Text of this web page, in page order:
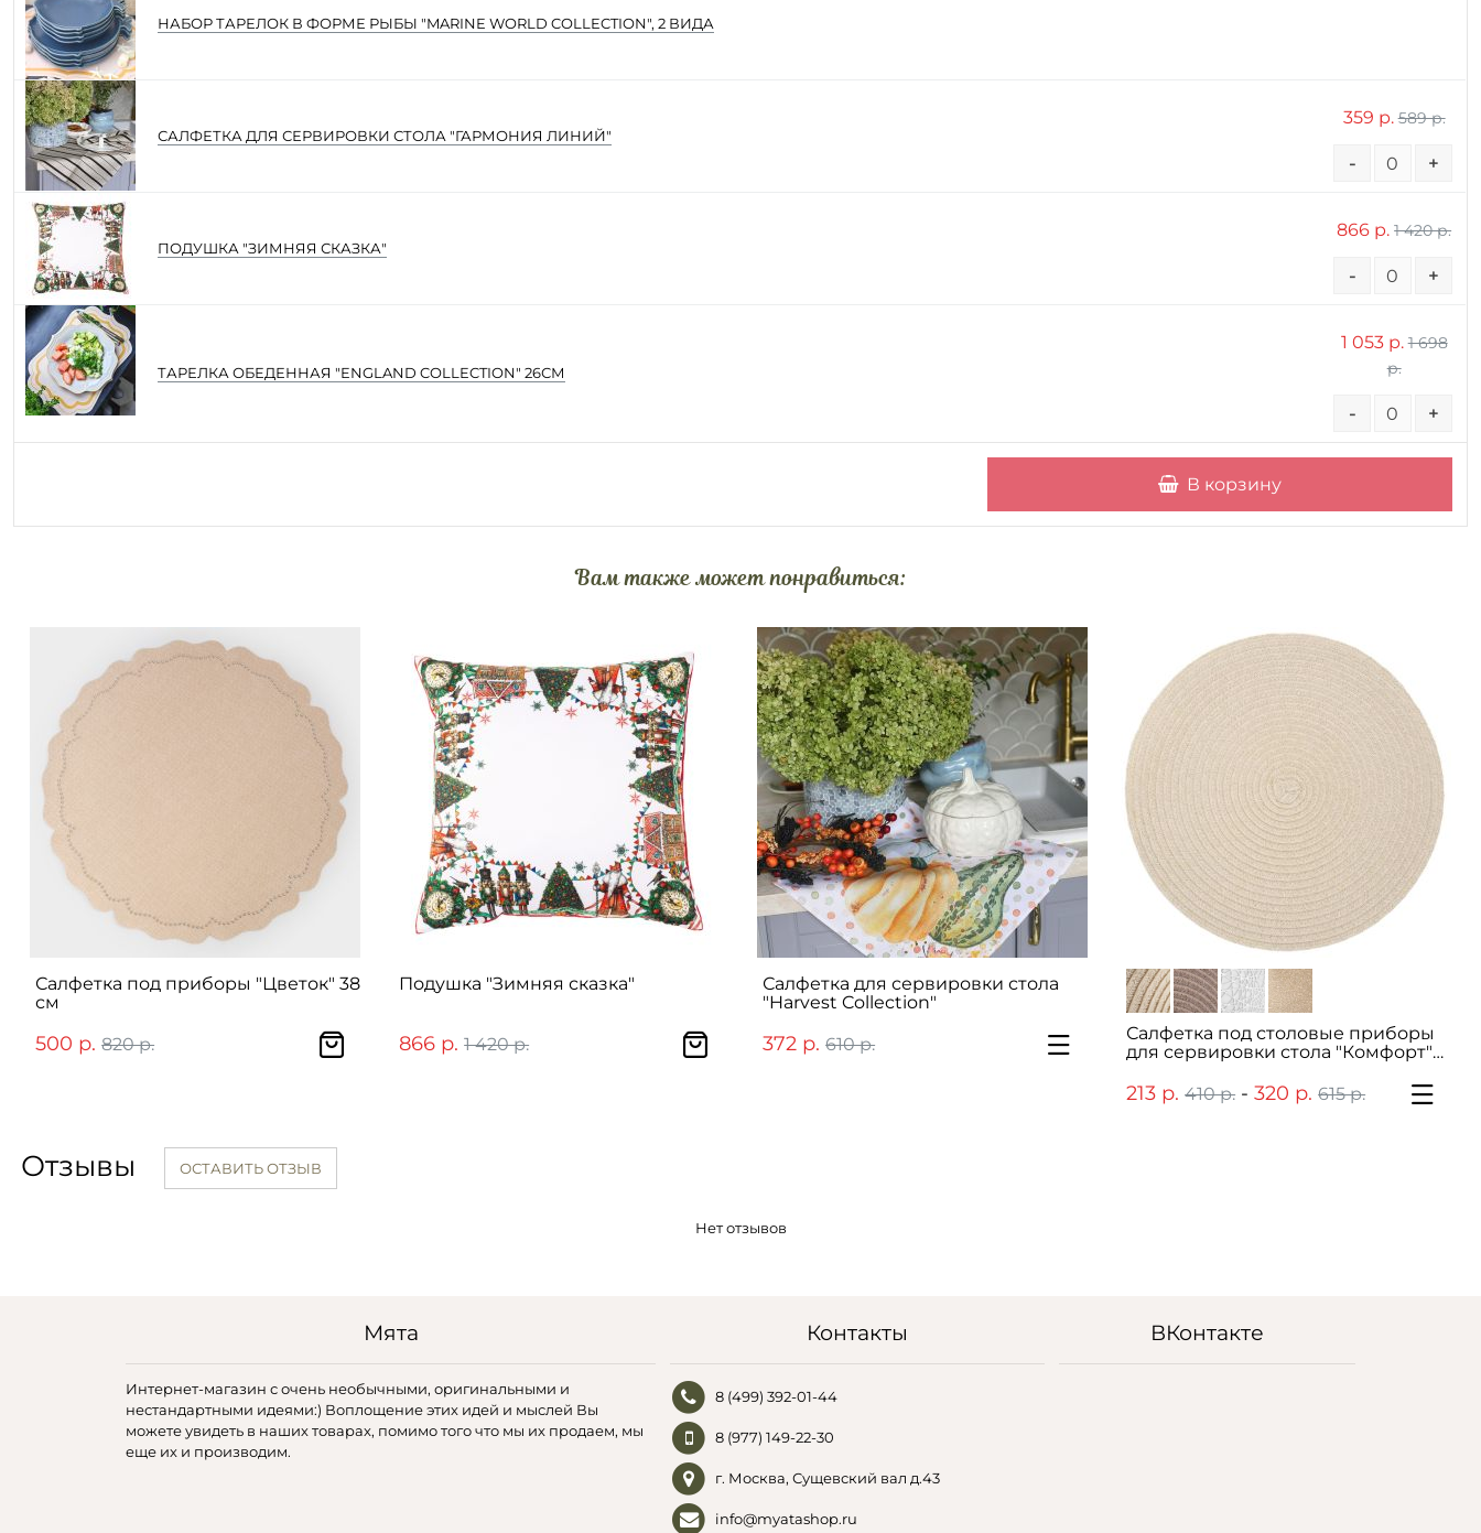
НАБОР ТАРЕЛОК В ФОРМЕ РЫБЫ "MARINE WORLD COLLECTION", 2 ВИДА
САЛФЕТКА ДЛЯ СЕРВИРОВКИ СТОЛА "ГАРМОНИЯ ЛИНИЙ"
359 р. 589 р.
- +
ПОДУШКА "ЗИМНЯЯ СКАЗКА"
866 р. 1 420 р.
- +
ТАРЕЛКА ОБЕДЕННАЯ "ENGLAND COLLECTION" 26СМ
1 053 р. 1 698
р.
- +
В корзину
Вам также может понравиться:
Салфетка под приборы "Цветок" 38
см
500 р. 820 р.
Подушка "Зимняя сказка"
866 р. 1 420 р.
Салфетка для сервировки стола
"Harvest Collection"
372 р. 610 р.
Салфетка под столовые приборы
для сервировки стола "Комфорт"
213 р. 410 р. -320 р. 615 р.
Отзывы ОСТАВИТЬ ОТЗЫВ
Нет отзывов
Мята
Интернет-магазин с очень необычными, оригинальными и
нестандартными идеями:) Воплощение этих идей и мыслей Вы
можете увидеть в наших товарах, помимо того что мы их продаем, мы
еще их и производим.
Контакты
8 (499) 392-01-44
8 (977) 149-22-30
г. Москва, Сущевский вал д.43
info@myatashop.ru
ВКонтакте